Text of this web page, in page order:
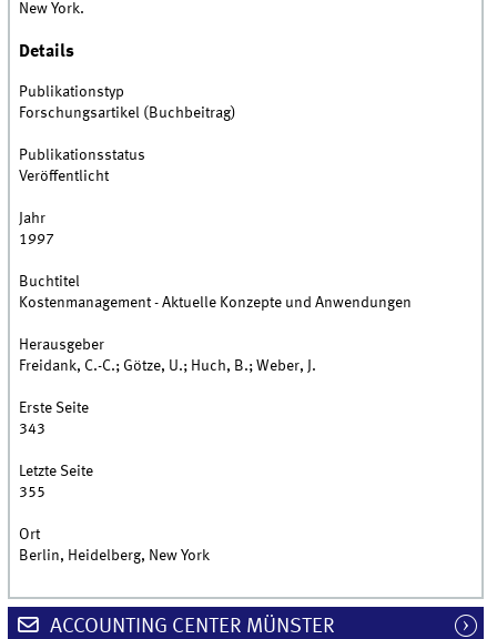
New York.
Details
Publikationstyp
Forschungsartikel (Buchbeitrag)
Publikationsstatus
Veröffentlicht
Jahr
1997
Buchtitel
Kostenmanagement - Aktuelle Konzepte und Anwendungen
Herausgeber
Freidank, C.-C.; Götze, U.; Huch, B.; Weber, J.
Erste Seite
343
Letzte Seite
355
Ort
Berlin, Heidelberg, New York
ACCOUNTING CENTER MÜNSTER